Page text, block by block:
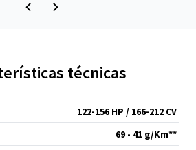
técnicas
122-156 HP / 166-212 CV
69 - 41 g/Km**